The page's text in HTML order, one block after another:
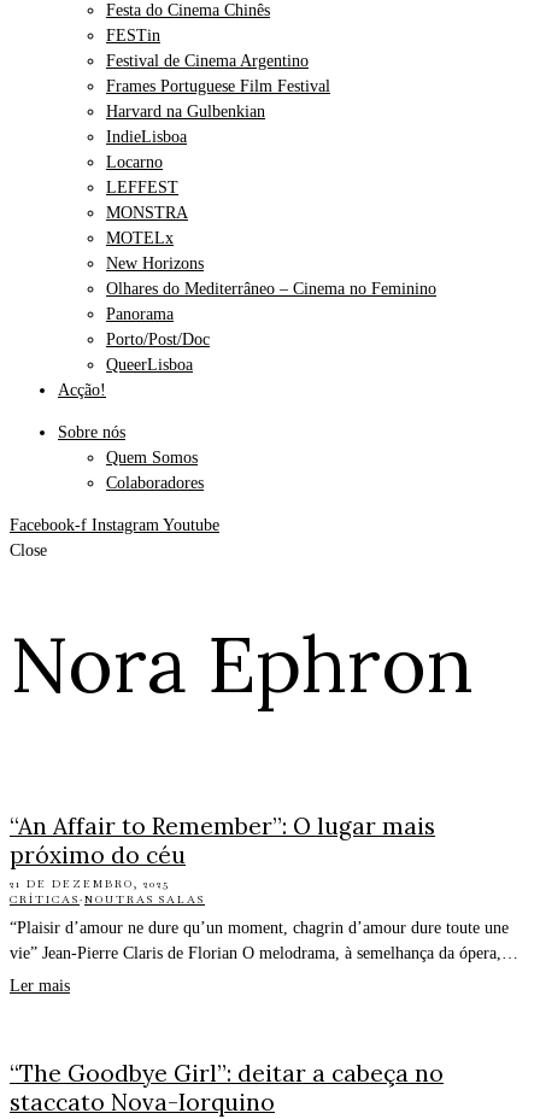
Festa do Cinema Chinês
FESTin
Festival de Cinema Argentino
Frames Portuguese Film Festival
Harvard na Gulbenkian
IndieLisboa
Locarno
LEFFEST
MONSTRA
MOTELx
New Horizons
Olhares do Mediterrâneo – Cinema no Feminino
Panorama
Porto/Post/Doc
QueerLisboa
Acção!
Sobre nós
Quem Somos
Colaboradores
Facebook-f Instagram Youtube
Close
Nora Ephron
“An Affair to Remember”: O lugar mais
próximo do céu
21 DE DEZEMBRO, 2025
CRÍTICAS·NOUTRAS SALAS
“Plaisir d’amour ne dure qu’un moment, chagrin d’amour dure toute une
vie” Jean-Pierre Claris de Florian O melodrama, à semelhança da ópera,…
Ler mais
“The Goodbye Girl”: deitar a cabeça no
staccato Nova-Iorquino